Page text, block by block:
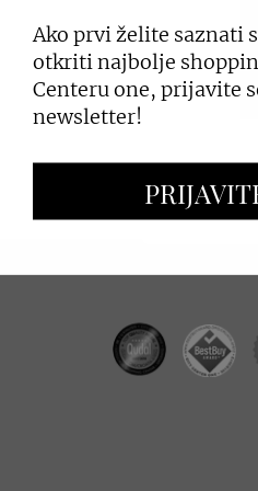
ZAKUP
OGLAŠAVANJE
Ako prvi želite saznati
otkriti najbolje
Centeru one, prijavite
newsletter!